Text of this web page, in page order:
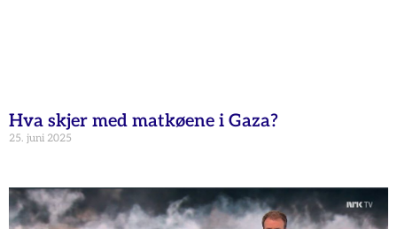
Hva skjer med matkøene i Gaza?
25. juni 2025